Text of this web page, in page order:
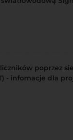
poprzez
- infomacje dla